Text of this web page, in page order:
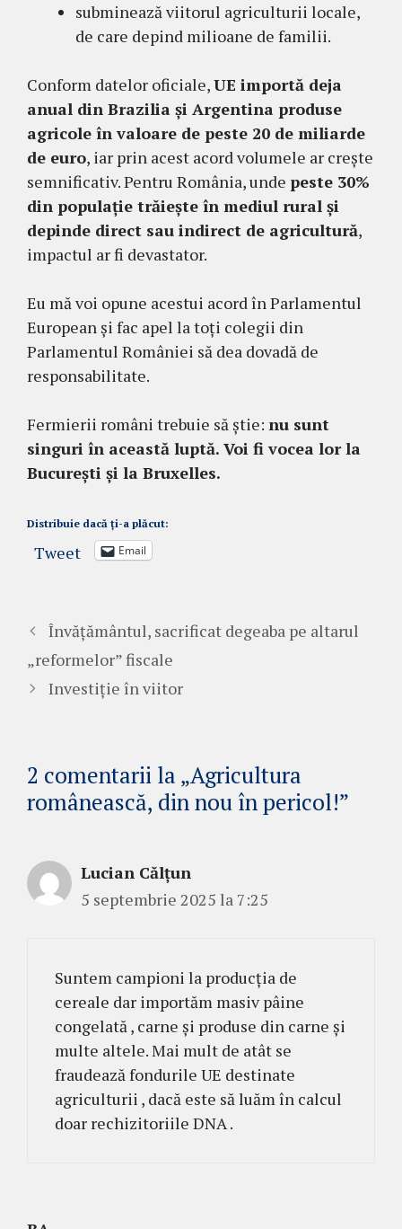
subminează viitorul agriculturii locale,
de care depind milioane de familii.
Conform datelor oficiale,UE importă deja
anual din Brazilia și Argentina produse
agricole în valoare de peste 20 de miliarde
de euro, iar prin acest acord volumele ar crește
semnificativ. Pentru România, unde peste 30%
din populație trăiește în mediul rural și
depinde direct sau indirect de agricultură,
impactul ar fi devastator.
Eu mă voi opune acestui acord în Parlamentul
European și fac apel la toți colegii din
Parlamentul României să dea dovadă de
responsabilitate.
Fermierii români trebuie să știe: nu sunt
singuri în această luptă. Voi fi vocea lor la
București și la Bruxelles.
Distribuie dacă ți-a plăcut:
Tweet Email
Învățământul, sacrificat degeaba pe altarul
„reformelor” fiscale
Investiție în viitor
2 comentarii la „Agricultura
românească, din nou în pericol!”
Lucian Călțun
5 septembrie 2025 la 7:25
Suntem campioni la producția de
cereale dar importăm masiv pâine
congelată , carne și produse din carne și
multe altele. Mai mult de atât se
fraudează fondurile UE destinate
agriculturii , dacă este să luăm în calcul
doar rechizitoriile DNA .